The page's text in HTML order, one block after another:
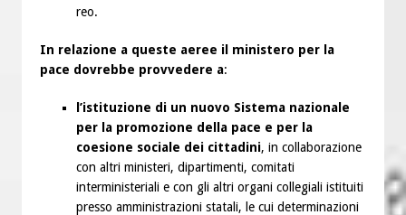
reo.
In relazione a queste aeree il ministero per la
pace dovrebbe provvedere a:
l’istituzione di un nuovo Sistema nazionale
per la promozione della pace e per la
coesione sociale dei cittadini, in collaborazione
con altri ministeri, dipartimenti, comitati
interministeriali e con gli altri organi collegiali istituiti
presso amministrazioni statali, le cui determinazioni